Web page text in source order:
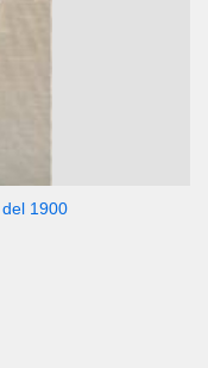
1900